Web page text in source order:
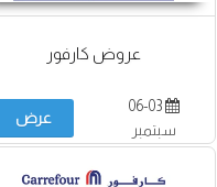
عروض كارفور
06-03
سبتمبر
عرض